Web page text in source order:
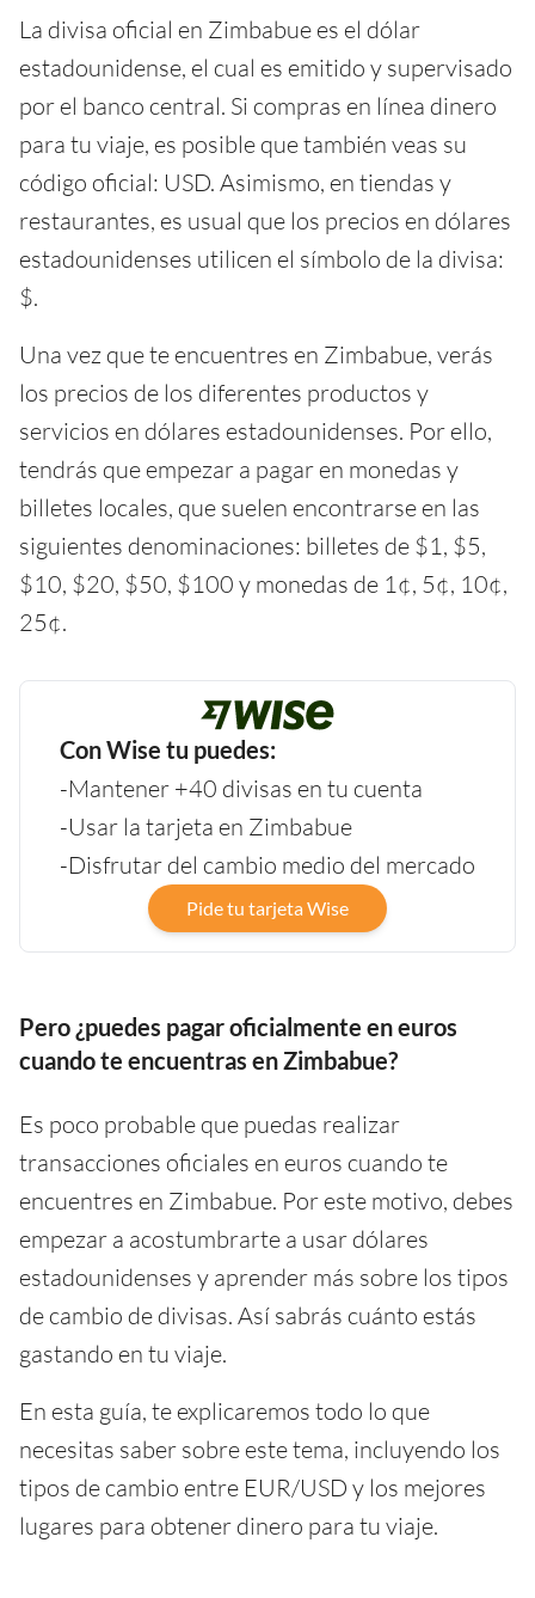
La divisa oficial en Zimbabue es el dólar
estadounidense, el cual es emitido y supervisado
por el banco central. Si compras en línea dinero
para tu viaje, es posible que también veas su
código oficial: USD. Asimismo, en tiendas y
restaurantes, es usual que los precios en dólares
estadounidenses utilicen el símbolo de la divisa:
$.
Una vez que te encuentres en Zimbabue, verás
los precios de los diferentes productos y
servicios en dólares estadounidenses. Por ello,
tendrás que empezar a pagar en monedas y
billetes locales, que suelen encontrarse en las
siguientes denominaciones: billetes de $1, $5,
$10, $20, $50, $100 y monedas de 1¢, 5¢, 10¢,
25¢.
Con Wise tu puedes:
-Mantener +40 divisas en tu cuenta
-Usar la tarjeta en Zimbabue
-Disfrutar del cambio medio del mercado
Pide tu tarjeta Wise
Pero ¿puedes pagar oficialmente en euros
cuando te encuentras en Zimbabue?
Es poco probable que puedas realizar
transacciones oficiales en euros cuando te
encuentres en Zimbabue. Por este motivo, debes
empezar a acostumbrarte a usar dólares
estadounidenses y aprender más sobre los tipos
de cambio de divisas. Así sabrás cuánto estás
gastando en tu viaje.
En esta guía, te explicaremos todo lo que
necesitas saber sobre este tema, incluyendo los
tipos de cambio entre EUR/USD y los mejores
lugares para obtener dinero para tu viaje.